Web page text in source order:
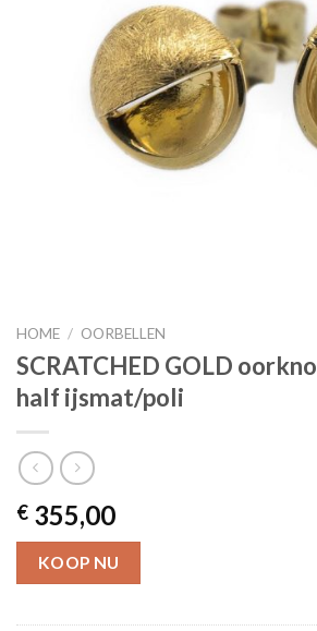
HOME / OORBELLEN
SCRATCHED GOLD
half ijsmat/poli
€ 355,00
KOOP NU